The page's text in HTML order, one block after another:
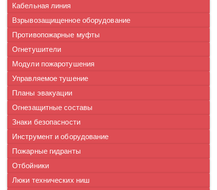
Кабельная линия
Взрывозащищенное оборудование
Противопожарные муфты
Огнетушители
Модули пожаротушения
Управляемое тушение
Планы эвакуации
Огнезащитные составы
Знаки безопасности
Инструмент и оборудование
Пожарные гидранты
Отбойники
Люки технических ниш